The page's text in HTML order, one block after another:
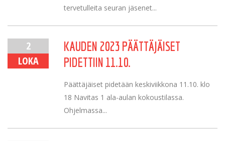
tervetulleita seuran jäsenet...
2
LOKA
KAUDEN 2023 PÄÄTTÄJÄISET
PIDETTIIN 11.10.
Päättäjäiset pidetään keskiviikkona 11.10. klo
18 Navitas 1 ala-aulan kokoustilassa.
Ohjelmassa...